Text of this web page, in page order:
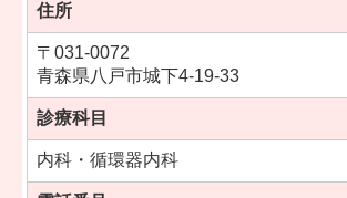
住所
〒031-0072
青森県八戸市城下4-19-33
診療科目
内科・循環器内科